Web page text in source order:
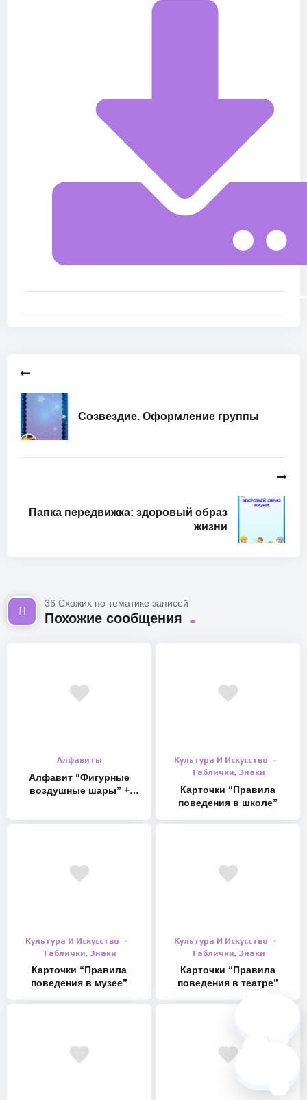
Созвездие. Оформление группы
Папка передвижка: здоровый образ
жизни
36 Схожих по тематике записей
Похожие сообщения
Алфавиты
Алфавит “Фигурные
воздушные шары” +
Культура И Искусство
Таблички, Знаки
Карточки “Правила
поведения в школе”
Культура И Искусство
Таблички, Знаки
Карточки “Правила
поведения в музее”
Культура И Искусство
Таблички, Знаки
Карточки “Правила
поведения в театре”